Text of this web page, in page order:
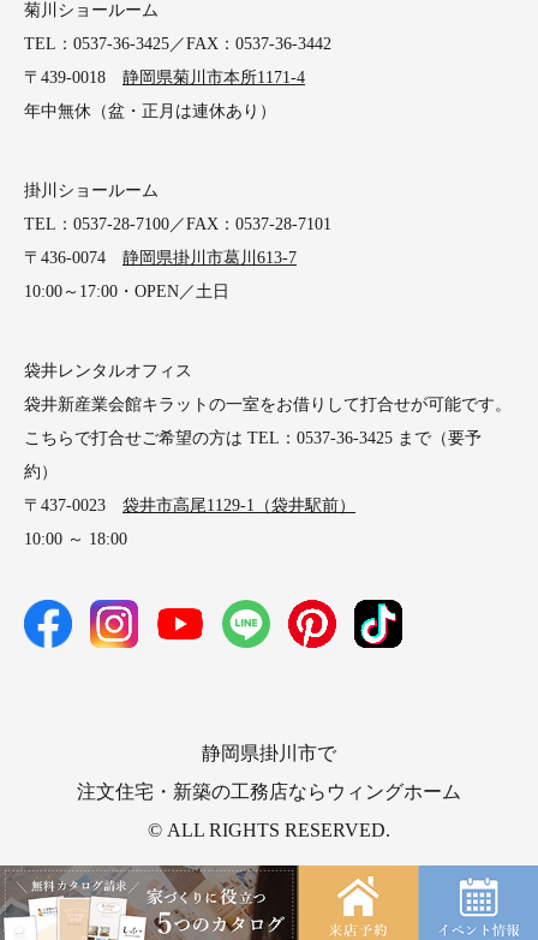
菊川ショールーム
TEL：0537-36-3425／FAX：0537-36-3442
〒439-0018 静岡県菊川市本所1171-4
年中無休（盆・正月は連休あり）
掛川ショールーム
TEL：0537-28-7100／FAX：0537-28-7101
〒436-0074 静岡県掛川市葛川613-7
10:00～17:00・OPEN／土日
袋井レンタルオフィス
袋井新産業会館キラットの一室をお借りして打合せが可能です。
こちらで打合せご希望の方は TEL：0537-36-3425 まで（要予
約）
〒437-0023 袋井市高尾1129-1（袋井駅前）
10:00 ～ 18:00
静岡県掛川市で
注文住宅・新築の工務店ならウィングホーム
© ALL RIGHTS RESERVED.